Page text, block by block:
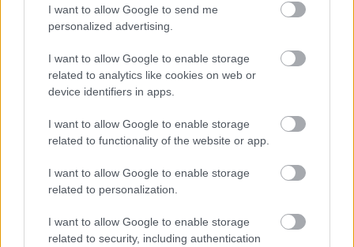
I want to allow Google to send me
personalized advertising.
I want to allow Google to enable storage
related to analytics like cookies on web or
device identifiers in apps.
I want to allow Google to enable storage
related to functionality of the website or app.
I want to allow Google to enable storage
related to personalization.
I want to allow Google to enable storage
related to security, including authentication
Közös megegyezés és végkielégítés: mikor jár pénz a
munkavállalónak?
2026.08.07. 14:54